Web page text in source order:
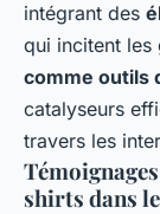
intégrant des
qui incitent les
comme outils
catalyseurs
travers les
shirts dans